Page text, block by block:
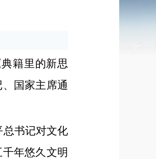
籍里的新思
国家主席通
书记对文化
年悠久文明